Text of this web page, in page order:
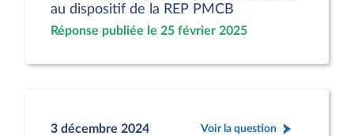
au dispositif de la REP PMCB
Réponse publiée le 25 février 2025
3 décembre 2024 Voir la question